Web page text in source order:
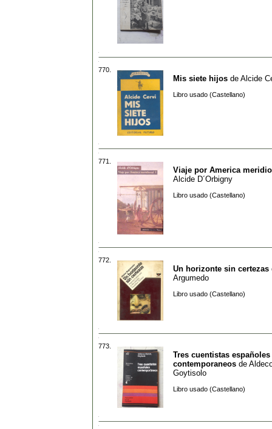
770.
Mis siete hijos de Alcide
Libro usado (Castellano)
771.
Viaje por America
Alcide D´Orbigny
Libro usado (Castellano)
772.
Un horizonte sin certezas
Argumedo
Libro usado (Castellano)
773.
Tres cuentistas españoles
contemporaneos de
Goytisolo
Libro usado (Castellano)